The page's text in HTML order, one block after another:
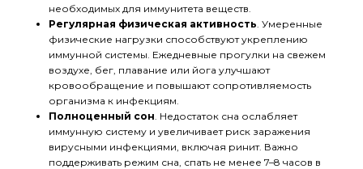
необходимых для иммунитета веществ.
Регулярная физическая активность . Умеренные
физические нагрузки способствуют укреплению
иммунной системы. Ежедневные прогулки на свежем
воздухе, бег, плавание или йога улучшают
кровообращение и повышают сопротивляемость
организма к инфекциям.
Полноценный сон . Недостаток сна ослабляет
иммунную систему и увеличивает риск заражения
вирусными инфекциями, включая ринит. Важно
поддерживать режим сна, спать не менее 7–8 часов в